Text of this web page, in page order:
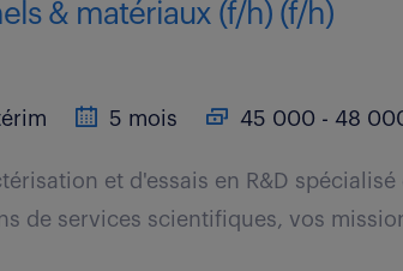
& matériaux (f/h) (f/h)
5 mois 45 000 - 48
et d'essais en R&D spécialisé
de services scientifiques, vos